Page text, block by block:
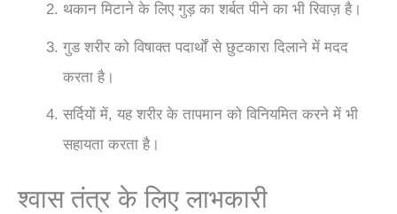
थकान मिटाने के लिए गुड़ का शर्बत पीने का भी रिवाज़ है।
गुड शरीर को विषाक्त पदार्थों से छुटकारा दिलाने में मदद
करता है।
सर्दियों में, यह शरीर के तापमान को विनियमित करने में भी
सहायता करता है।
श्वास तंत्र के लिए लाभकारी